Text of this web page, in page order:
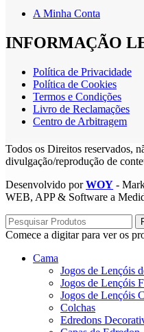
A Minha Conta
INFORMAÇÃO
Política de Privacidade
Política de Cookies
Termos e Condições
Livro de Reclamações
Centro de Arbitragem
Todos os Direitos reservados,
divulgação/reprodução de
Desenvolvido porWOY -
WEB, APP & Software a
Comece a digitar para ver os
Cama
Jogos de Lençóis
Jogos de Lençóis
Jogos de Lençóis
Colchas
Edredons